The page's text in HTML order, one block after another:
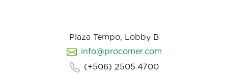
Plaza Tempo, Lobby B
info@procomer.com
(+506) 2505.4700